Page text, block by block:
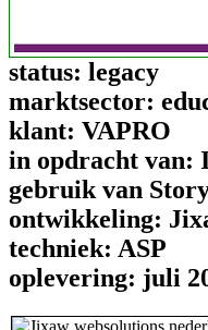
status: legacy
marktsector:
klant: VAPRO
in opdracht van:
gebruik van
ontwikkeling:
techniek: ASP
oplevering: juli